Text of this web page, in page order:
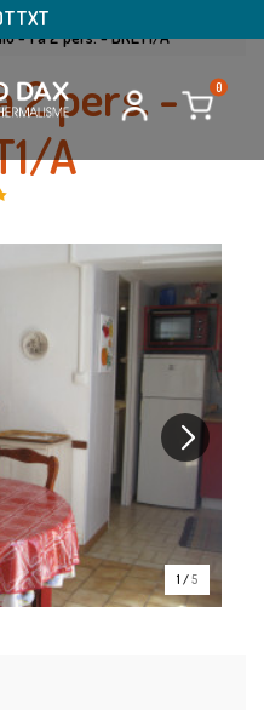
0
- 1 à 2 pers. - BRET1/A
2 pers. -
A
1 /5